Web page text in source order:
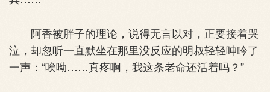
阿香被胖子的理论，说得无言以对，正要接着哭
泣，却忽听一直默坐在那里没反应的明叔轻轻呻吟了
一声：“唉呦……真疼啊，我这条老命还活着吗？”